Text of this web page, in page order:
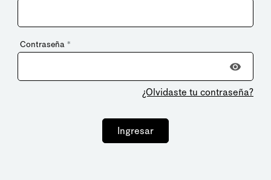
Contraseña *
¿Olvidaste tu contraseña?
Ingresar